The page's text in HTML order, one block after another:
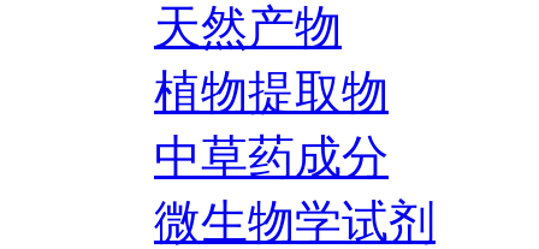
天然产物
植物提取物
中草药成分
微生物学试剂